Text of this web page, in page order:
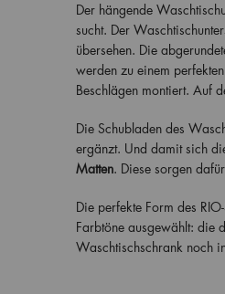
Der hängende
sucht. Der
übersehen. Die
werden zu einem
Beschlägen montiert. Auf
Die Schubladen des
ergänzt. Und damit sich
Matten. Diese sorgen
Die perfekte Form des
Farbtöne ausgewählt: die
Waschtischschrank noch